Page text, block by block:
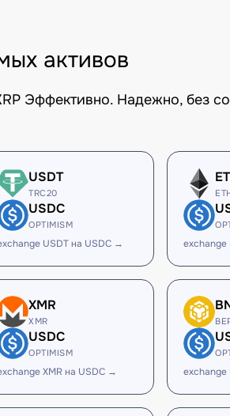
активов
Эффективно. Надежно, без
USDT
TRC20
USDC
OPTIMISM
USDT на USDC → exchange
XMR
XMR
USDC
OPTIMISM
XMR на USDC → exchange